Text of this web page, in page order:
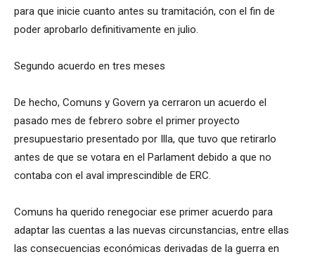
para que inicie cuanto antes su tramitación, con el fin de
poder aprobarlo definitivamente en julio.
Segundo acuerdo en tres meses
De hecho, Comuns y Govern ya cerraron un acuerdo el
pasado mes de febrero sobre el primer proyecto
presupuestario presentado por Illa, que tuvo que retirarlo
antes de que se votara en el Parlament debido a que no
contaba con el aval imprescindible de ERC.
Comuns ha querido renegociar ese primer acuerdo para
adaptar las cuentas a las nuevas circunstancias, entre ellas
las consecuencias económicas derivadas de la guerra en